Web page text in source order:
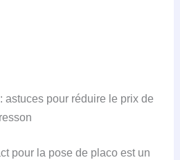
astuces pour réduire le prix de
pour la pose de placo est un